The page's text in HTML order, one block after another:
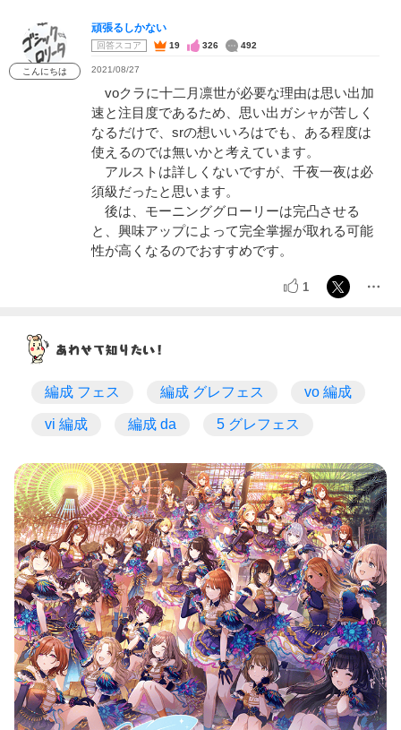
こんにちは
頑張るしかない
回答スコア 19 326 492
2021/08/27
voクラに十二月凛世が必要な理由は思い出加
速と注目度であるため、思い出ガシャが苦しく
なるだけで、srの想いいろはでも、ある程度は
使えるのでは無いかと考えています。
アルストは詳しくないですが、千夜一夜は必
須級だったと思います。
後は、モーニンググローリーは完凸させる
と、興味アップによって完全掌握が取れる可能
性が高くなるのでおすすめです。
1
編成 フェス 編成 グレフェス vo 編成
vi 編成 編成 da 5 グレフェス